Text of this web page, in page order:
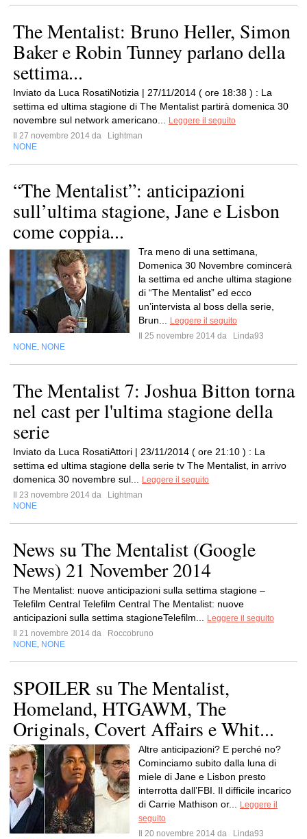
The Mentalist: Bruno Heller, Simon
Baker e Robin Tunney parlano della
settima...
Inviato da Luca RosatiNotizia | 27/11/2014 ( ore 18:38 ) : La
settima ed ultima stagione di The Mentalist partirà domenica 30
novembre sul network americano...
Leggere il seguito
Il 27 novembre 2014 da
Lightman
NONE
“The Mentalist”: anticipazioni
sull’ultima stagione, Jane e Lisbon
come coppia...
Tra meno di una settimana,
Domenica 30 Novembre comincerà
la settima ed anche ultima stagione
di “The Mentalist” ed ecco
un’intervista al boss della serie,
Brun...
Leggere il seguito
Il 25 novembre 2014 da
Linda93
NONE NONE
The Mentalist 7: Joshua Bitton torna
nel cast per l'ultima stagione della
serie
Inviato da Luca RosatiAttori | 23/11/2014 ( ore 21:10 ) : La
settima ed ultima stagione della serie tv The Mentalist, in arrivo
domenica 30 novembre sul...
Leggere il seguito
Il 23 novembre 2014 da
Lightman
NONE
News su The Mentalist (Google
News) 21 November 2014
The Mentalist: nuove anticipazioni sulla settima stagione –
Telefilm Central Telefilm Central The Mentalist: nuove
anticipazioni sulla settima stagioneTelefilm...
Leggere il seguito
Il 21 novembre 2014 da
Roccobruno
NONE NONE
SPOILER su The Mentalist,
Homeland, HTGAWM, The
Originals, Covert Affairs e Whit...
Altre anticipazioni? E perché no?
Cominciamo subito dalla luna di
miele di Jane e Lisbon presto
interrotta dall’FBI. Il difficile incarico
di Carrie Mathison or...
Leggere il
seguito
Il 20 novembre 2014 da
Linda93